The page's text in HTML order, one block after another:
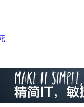
急措施